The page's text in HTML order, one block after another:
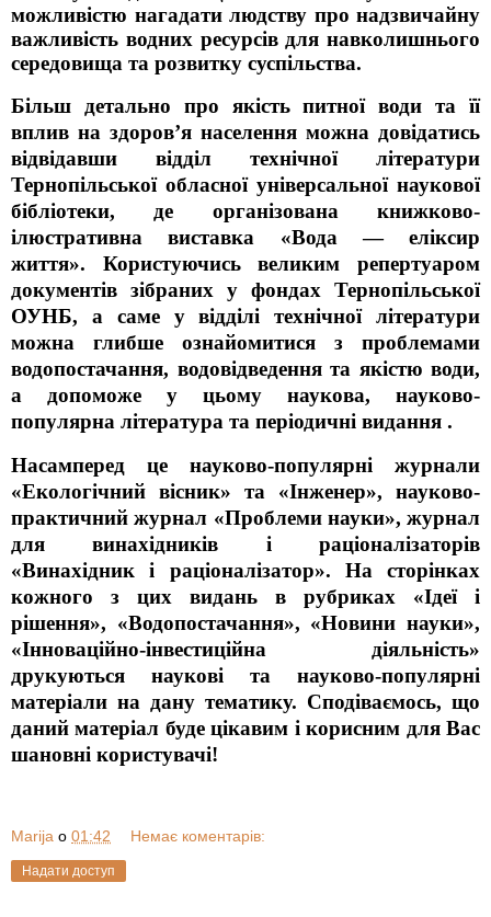
можливістю нагадати людству про надзвичайну
важливість водних ресурсів для навколишнього
середовища та розвитку суспільства.
Більш детально про якість питної води та її
вплив на здоровʼя населення можна довідатись
відвідавши відділ технічної літератури
Тернопільської обласної універсальної наукової
бібліотеки, де організована книжково-
ілюстративна виставка «Вода — еліксир
життя». Користуючись великим репертуаром
документів зібраних у фондах Тернопільської
ОУНБ, а саме у відділі технічної літератури
можна глибше ознайомитися з проблемами
водопостачання, водовідведення та якістю води,
а допоможе у цьому наукова, науково-
популярна література та періодичні видання .
Насамперед це науково-популярні журнали
«Екологічний вісник» та «Інженер», науково-
практичний журнал «Проблеми науки», журнал
для винахідників і раціоналізаторів
«Винахідник і раціоналізатор». На сторінках
кожного з цих видань в рубриках «Ідеї і
рішення», «Водопостачання», «Новини науки»,
«Інноваційно-інвестиційна діяльність»
друкуються наукові та науково-популярні
матеріали на дану тематику. Сподіваємось, що
даний матеріал буде цікавим і корисним для Вас
шановні користувачі!
Marija о 01:42 Немає коментарів:
Надати доступ